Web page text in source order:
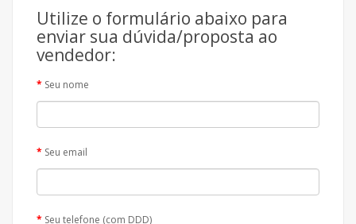
Utilize o formulário abaixo para
enviar sua dúvida/proposta ao
vendedor:
Seu nome
Seu email
Seu telefone (com DDD)